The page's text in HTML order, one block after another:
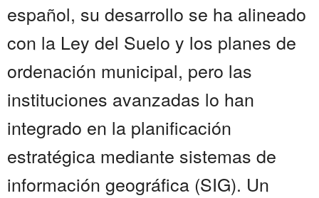
español, su desarrollo se ha alineado
con la Ley del Suelo y los planes de
ordenación municipal, pero las
instituciones avanzadas lo han
integrado en la planificación
estratégica mediante sistemas de
información geográfica (SIG). Un